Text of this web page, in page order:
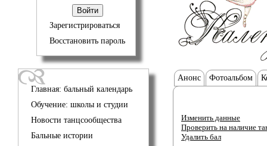
Зарегистрироваться
Восстановить пароль
Главная: бальный календарь
Обучение: школы и студии
Новости танцсообщества
Бальные истории
Анонс Фотоальбом
Изменить данные
Проверить на наличие
Удалить бал